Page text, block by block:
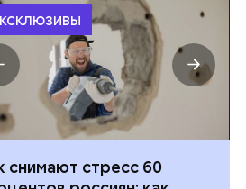
снимают стресс 60